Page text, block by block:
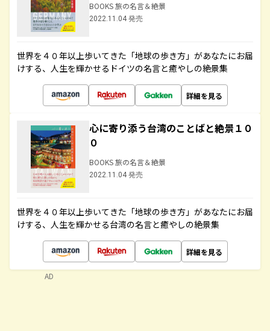
BOOKS 旅の名言＆絶景
2022.11.04 発売
世界を４０年以上歩いてきた「地球の歩き方」があなたにお届
けする、人生を輝かせるドイツの名言と癒やしの絶景集
詳細を見る
心に寄り添う台湾のことばと絶景１０
０
BOOKS 旅の名言＆絶景
2022.11.04 発売
世界を４０年以上歩いてきた「地球の歩き方」があなたにお届
けする、人生を輝かせる台湾の名言と癒やしの絶景集
詳細を見る
AD